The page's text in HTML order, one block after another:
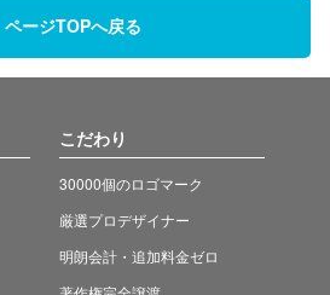
ページTOPへ戻る
こだわり
30000個のロゴマーク
厳選プロデザイナー
明朗会計・追加料金ゼロ